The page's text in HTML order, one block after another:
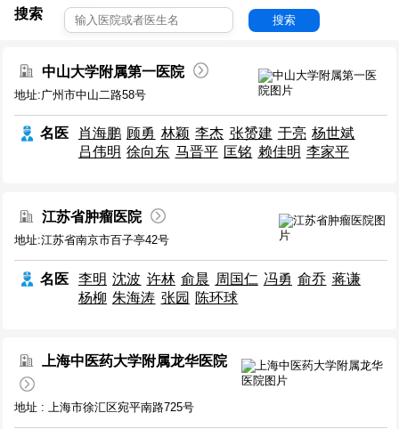
搜索 搜索
中山大学附属第一医院
地址:广州市中山二路58号
名医 肖海鹏 顾勇 林颖 李杰 张赟建 于亮 杨世斌
吕伟明 徐向东 马晋平 匡铭 赖佳明 李家平
江苏省肿瘤医院
地址:江苏省南京市百子亭42号
名医 李明 沈波 许林 俞晨 周国仁 冯勇 俞乔 蒋谦
杨柳 朱海涛 张园 陈环球
上海中医药大学附属龙华医院
地址 : 上海市徐汇区宛平南路725号